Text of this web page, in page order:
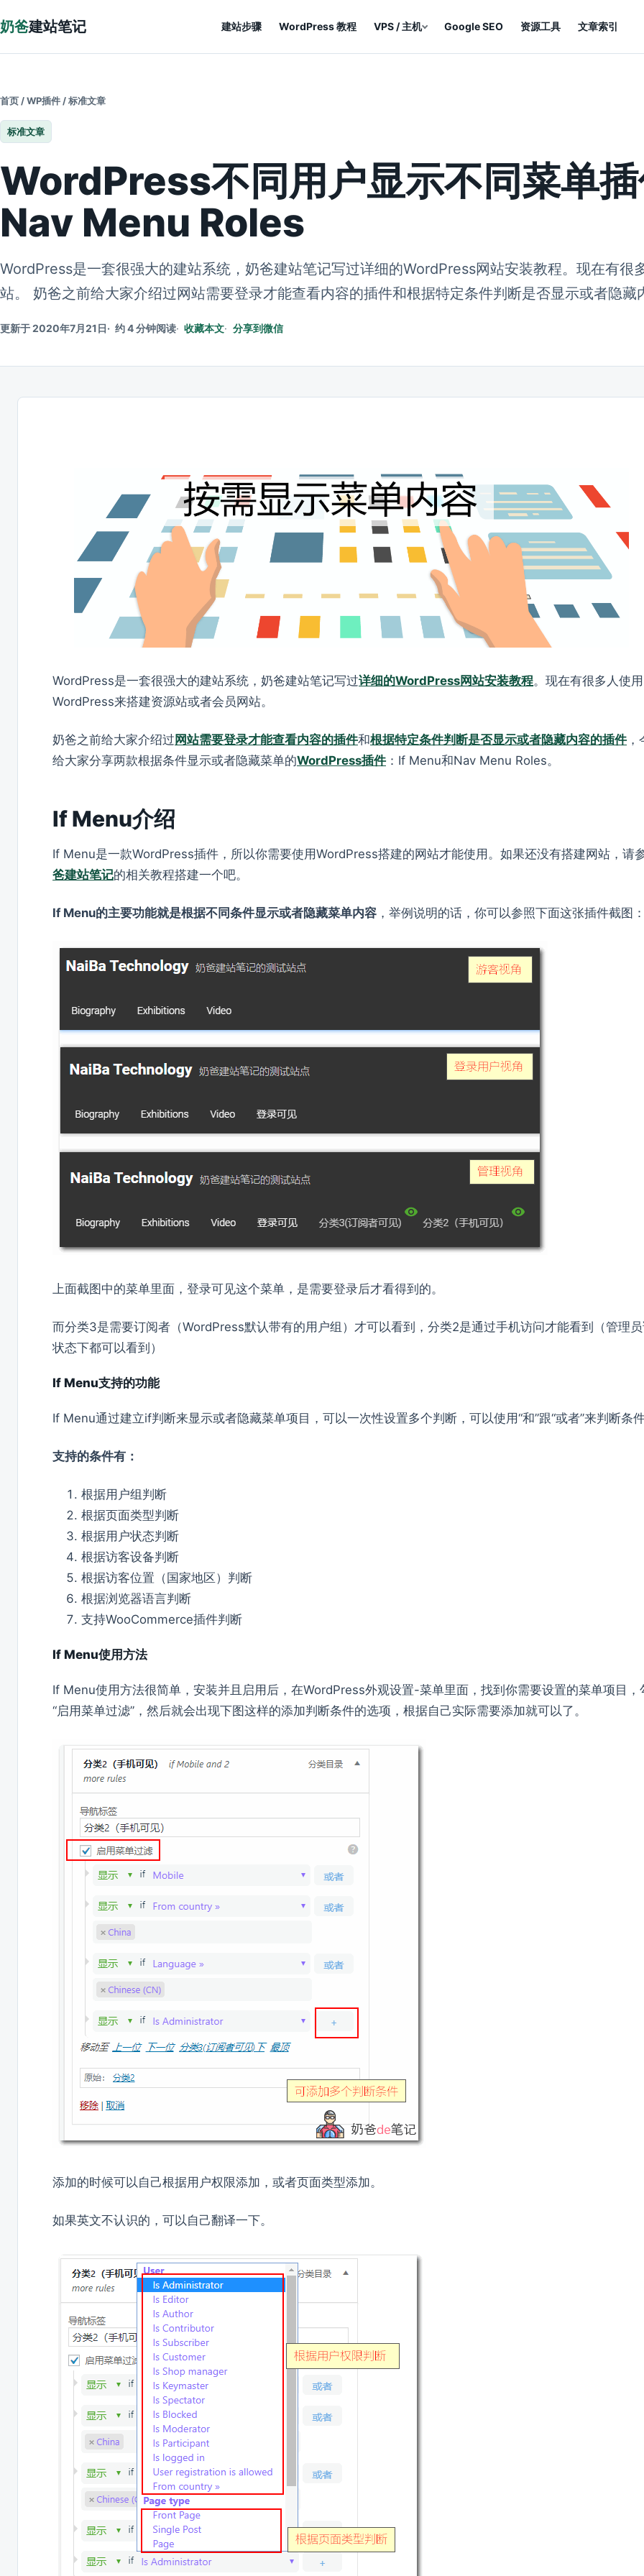
奶爸建站笔记 建站步骤 WordPress 教程 VPS / 主机 Google SEO 资源工具 文章索引
首页 /WP插件 /标准文章
标准文章
WordPress不同用户显示不同菜单
Nav Menu Roles
WordPress是一套很强大的建站系统，奶爸建站笔记写过详细的WordPress网站安装教程。现在有很
站。 奶爸之前给大家介绍过网站需要登录才能查看内容的插件和根据特定条件判断是否显示或者隐
更新于 2020年7月21日 约 4 分钟阅读 收藏本文 分享到微信
WordPress是一套很强大的建站系统，奶爸建站笔记写过详细的WordPress网站安装教程。现在有很多人使用
WordPress来搭建资源站或者会员网站。
奶爸之前给大家介绍过 网站需要登录才能查看内容的插件和根据特定条件判断是否显示或者隐藏内容的插件
给大家分享两款根据条件显示或者隐藏菜单的WordPress插件 ：If Menu和Nav Menu Roles。
If Menu介绍
If Menu是一款WordPress插件，所以你需要使用WordPress搭建的网站才能使用。如果还没有搭建网站，请
爸建站笔记的相关教程搭建一个吧。
If Menu的主要功能就是根据不同条件显示或者隐藏菜单内容 ，举例说明的话，你可以参照下面这张插件截图
上面截图中的菜单里面，登录可见这个菜单，是需要登录后才看得到的。
而分类3是需要订阅者（WordPress默认带有的用户组）才可以看到，分类2是通过手机访问才能看到（管理
状态下都可以看到）
If Menu支持的功能
If Menu通过建立if判断来显示或者隐藏菜单项目，可以一次性设置多个判断，可以使用“和”跟“或者”来判断条
支持的条件有：
根据用户组判断
根据页面类型判断
根据用户状态判断
根据访客设备判断
根据访客位置（国家地区）判断
根据浏览器语言判断
支持WooCommerce插件判断
If Menu使用方法
If Menu使用方法很简单，安装并且启用后，在WordPress外观设置-菜单里面，找到你需要设置的菜单项目，
“启用菜单过滤”，然后就会出现下图这样的添加判断条件的选项，根据自己实际需要添加就可以了。
添加的时候可以自己根据用户权限添加，或者页面类型添加。
如果英文不认识的，可以自己翻译一下。